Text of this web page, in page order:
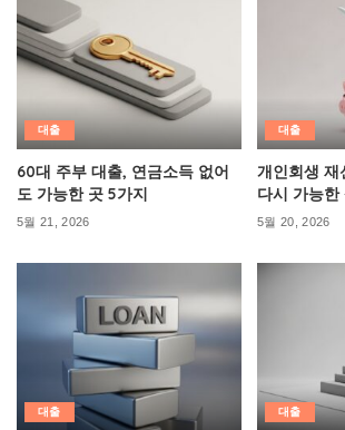
대출
60대 주부 대출, 연금소득 없어
도 가능한 곳 5가지
5월 21, 2026
대출
개인회생 재
다시 가능한
5월 20, 2026
대출 대출